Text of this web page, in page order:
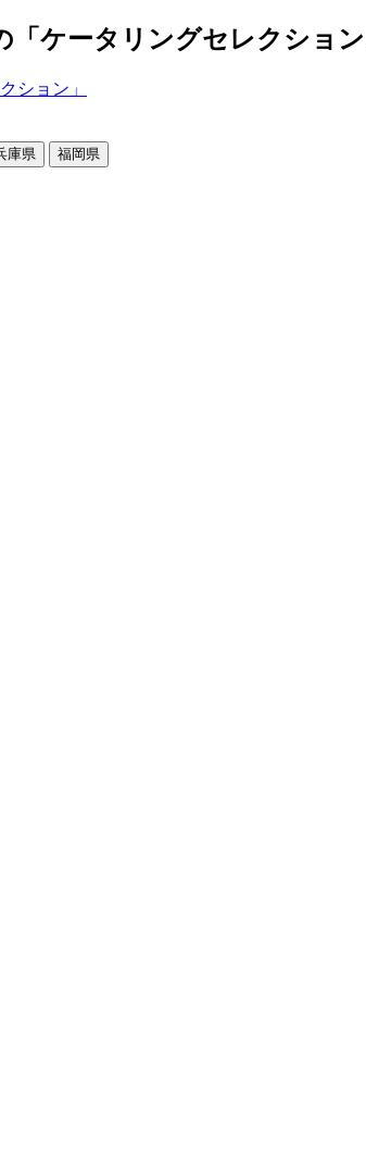
ケータリングセレクショ
庫県 福岡県